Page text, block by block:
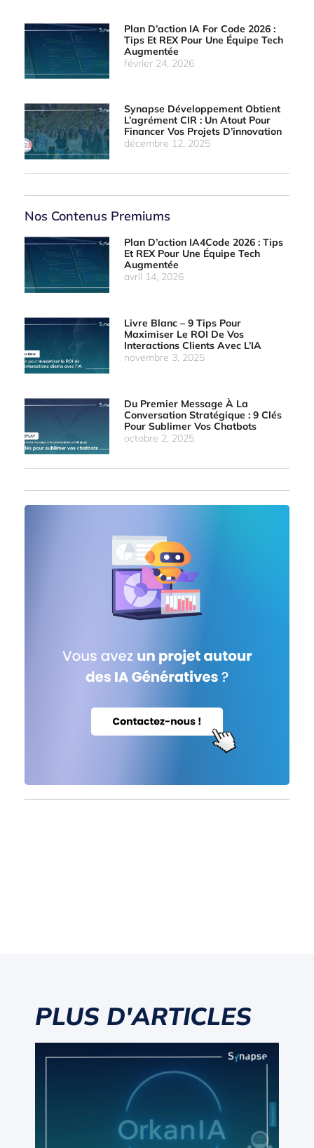
Plan D’action IA For Code 2026 :
Tips Et REX Pour Une Équipe Tech
Augmentée
février 24, 2026
Synapse Développement Obtient
L’agrément CIR : Un Atout Pour
Financer Vos Projets D’innovation
décembre 12, 2025
Nos Contenus Premiums
Plan D’action IA4Code 2026 : Tips
Et REX Pour Une Équipe Tech
Augmentée
avril 14, 2026
Livre Blanc – 9 Tips Pour
Maximiser Le ROI De Vos
Interactions Clients Avec L’IA
novembre 3, 2025
Du Premier Message À La
Conversation Stratégique : 9 Clés
Pour Sublimer Vos Chatbots
octobre 2, 2025
PLUS D'ARTICLES